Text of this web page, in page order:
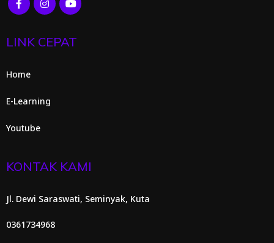
LINK CEPAT
Home
E-Learning
Youtube
KONTAK KAMI
Jl. Dewi Saraswati, Seminyak, Kuta
0361734968